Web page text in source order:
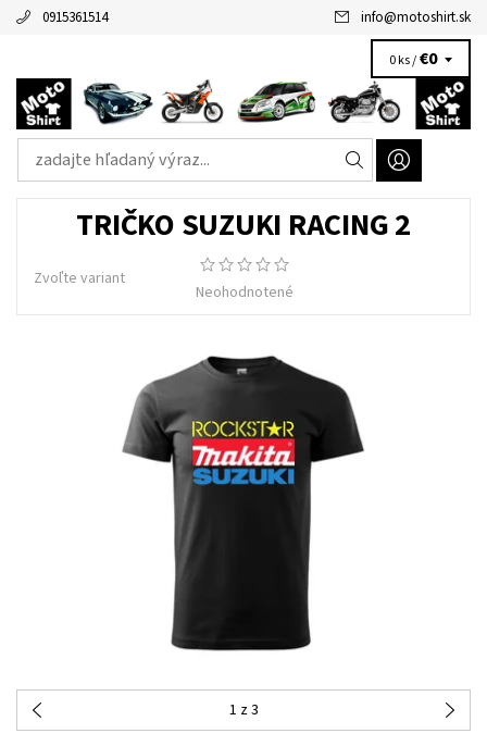
0915361514 info@motoshirt.sk
0 ks /€0
TRIČKO SUZUKI RACING 2
Zvoľte variant
Neohodnotené
1 z 3